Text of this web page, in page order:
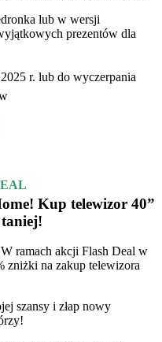
lub w wersji
prezentów dla
r. lub do wyczerpania
Kup telewizor 40”
ramach akcji Flash Deal w
zniżki na zakup telewizora
szansy i złap nowy